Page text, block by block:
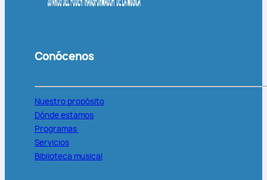
Conócenos
Nuestro propósito
Dónde estamos
Programas
Servicios
Biblioteca musical